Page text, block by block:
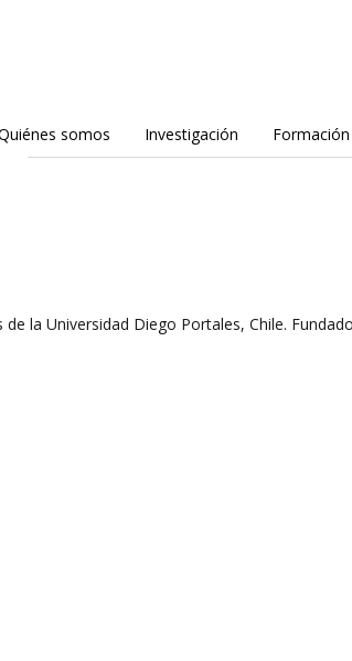
somos Investigación Formación
la Universidad Diego Portales, Chile.